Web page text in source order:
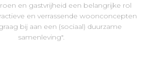
en gastvrijheid een belangrijke rol
en verrassende woonconcepten
bij aan een (sociaal) duurzame
samenleving".